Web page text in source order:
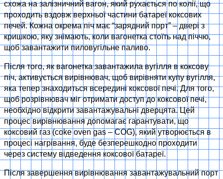
схожа на залізничний вагон, який рухається по колії, що
проходить вздовж верхньої частини батареї коксових
печей. Кожна окрема піч має “зарядний порт” – двері з
кришкою, яку знімають, коли вагонетка стоїть над піччю,
щоб завантажити пиловугільне паливо.
Після того, як вагонетка завантажила вугілля в коксову
піч, активується вирівнювач, щоб вирівняти купу вугілля,
яка тепер знаходиться всередині коксової печі. Для того,
щоб розрівнювач міг отримати доступ до коксової печі,
необхідно відкрити завантажувальні дверцята. Цей
процес вирівнювання допомагає гарантувати, що
коксовий газ (coke oven gas – COG), який утворюється в
процесі нагрівання, буде безперешкодно проходити
через систему відведення коксової батареї.
Після завершення вирівнювання завантажувальний порт